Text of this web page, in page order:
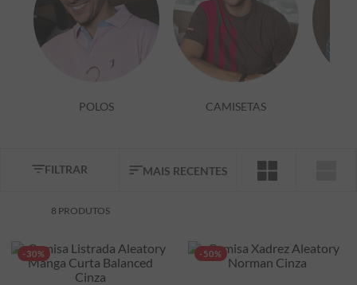
POLOS CAMISETAS
MAIS RECENTES
FILTRAR
8 PRODUTOS
-30% -50%
5º
jaqueta
6º
pima
º
bermuda